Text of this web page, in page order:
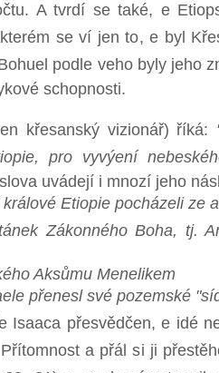
A tvrdí se také, e
se ví jen to, e byl
podle veho byly jeho
schopnosti.
křesanský vizionář) říká:
pro vyvýení
uvádejí i mnozí jeho
králové Etiopie pocházeli ze
Zákonného Boha, tj.
Aksůmu Menelikem
přenesl své pozemské
Isaaca přesvědčen, e idé
Přítomnost a přál si ji